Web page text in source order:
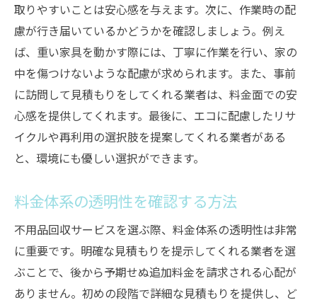
高齢者に優しいコミュニケーションの取り
方
地域密着型サービスの利点とその選び方
地域密着型サービスで得られる安心感
地域のニーズに応じたサービスプラン
迅速な対応を実現する地元業者の選び方
コミュニティ貢献を目指す業者の特徴
地元住民からの信頼を得るためのポイント
環境に優しいリサイクルオプションを提案する
業者を選ぼう
リサイクル率の高い業者の見分け方
再利用を促進する取り組みを評価する
取りやすいことは安心感を与えます。次に、作業時の配
慮が行き届いているかどうかを確認しましょう。例え
ば、重い家具を動かす際には、丁寧に作業を行い、家の
中を傷つけないような配慮が求められます。また、事前
に訪問して見積もりをしてくれる業者は、料金面での安
心感を提供してくれます。最後に、エコに配慮したリサ
イクルや再利用の選択肢を提案してくれる業者がある
と、環境にも優しい選択ができます。
料金体系の透明性を確認する方法
不用品回収サービスを選ぶ際、料金体系の透明性は非常
に重要です。明確な見積もりを提示してくれる業者を選
ぶことで、後から予期せぬ追加料金を請求される心配が
ありません。初めの段階で詳細な見積もりを提供し、ど